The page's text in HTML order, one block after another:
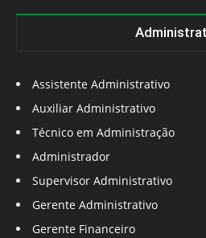
Assistente Administrativo
Auxiliar Administrativo
Técnico em Administração
Administrador
Supervisor Administrativo
Gerente Administrativo
Gerente Financeiro